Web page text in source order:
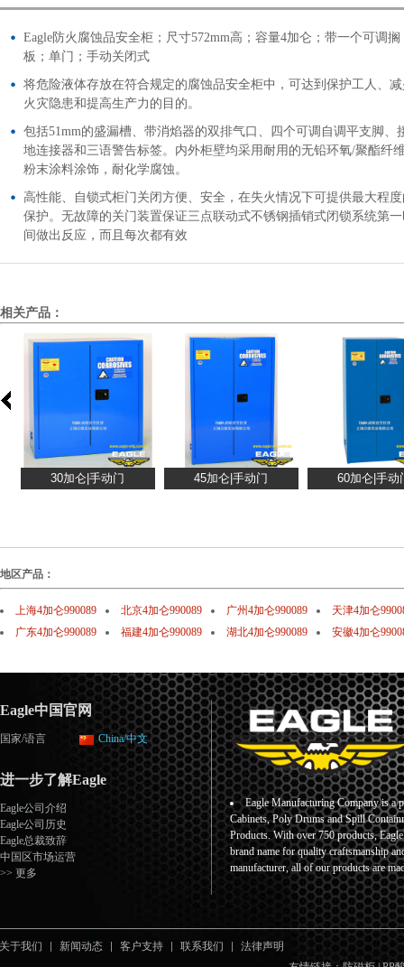
Eagle防火腐蚀品安全柜；尺寸572mm高；容量4加仑；带一个可调搁
板；单门；手动关闭式
将危险液体存放在符合规定的腐蚀品安全柜中，可达到保护工人、
火灾隐患和提高生产力的目的。
包括51mm的盛漏槽、带消焰器的双排气口、四个可调自调平支脚、
地连接器和三语警告标签。内外柜壁均采用耐用的无铅环氧/聚酯纤
粉末涂料涂饰，耐化学腐蚀。
高性能、自锁式柜门关闭方便、安全，在失火情况下可提供最大程
保护。无故障的关门装置保证三点联动式不锈钢插销式闭锁系统第
间做出反应，而且每次都有效
相关产品：
地区产品：
上海4加仑990089 北京4加仑990089 广州4加仑990089
天津4加仑
广东4加仑990089
福建4加仑990089 湖北4加仑990089 安徽4加仑
Eagle中国官网
国家/语言 China/中文
进一步了解Eagle
Eagle公司介绍
Eagle公司历史
Eagle总裁致辞
中国区市场运营
>> 更多
Eagle Manufacturing Company is a
Cabinets, Poly Drums and Spill
Products. With over 750 products,
brand name for quality craftsmanship
manufacturer, all of our products are
关于我们 新闻动态 客户支持 联系我们
法律声明